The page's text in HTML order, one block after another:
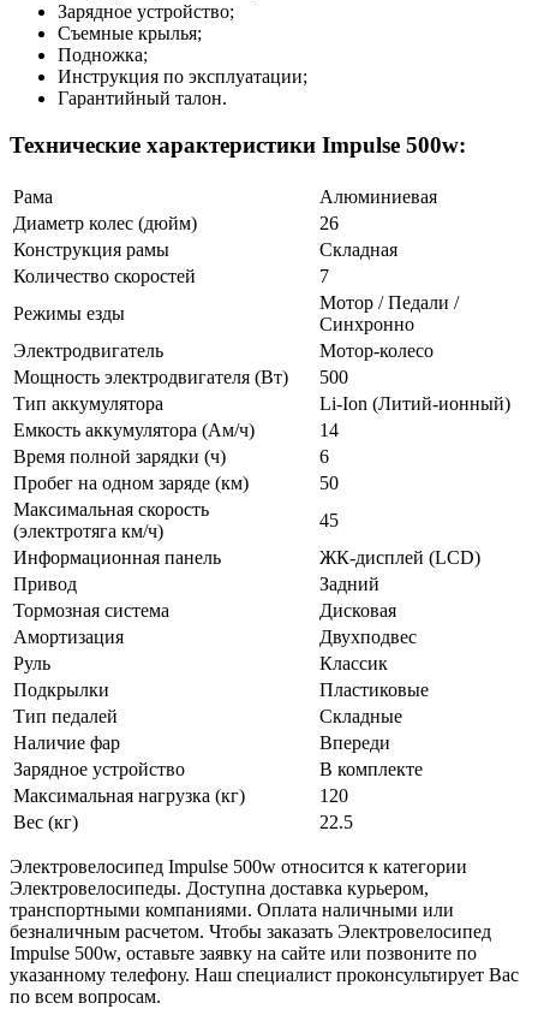
Зарядное устройство;
Съемные крылья;
Подножка;
Инструкция по эксплуатации;
Гарантийный талон.
Технические характеристики Impulse 500w:
Рама
Алюминиевая
Диаметр колес (дюйм)
26
Конструкция рамы
Складная
Количество скоростей
7
Режимы езды
Мотор / Педали /
Синхронно
Электродвигатель
Мотор-колесо
Мощность электродвигателя (Вт)
500
Тип аккумулятора
Li-Ion (Литий-ионный)
Емкость аккумулятора (Ам/ч)
14
Время полной зарядки (ч)
6
Пробег на одном заряде (км)
50
Максимальная скорость
(электротяга км/ч)
45
Информационная панель
ЖК-дисплей (LCD)
Привод
Задний
Тормозная система
Дисковая
Амортизация
Двухподвес
Руль
Классик
Подкрылки
Пластиковые
Тип педалей
Складные
Наличие фар
Впереди
Зарядное устройство
В комплекте
Максимальная нагрузка (кг)
120
Вес (кг)
22.5
Электровелосипед Impulse 500w относится к категории
Электровелосипеды. Доступна доставка курьером,
транспортными компаниями. Оплата наличными или
безналичным расчетом. Чтобы заказать Электровелосипед
Impulse 500w, оставьте заявку на сайте или позвоните по
указанному телефону. Наш специалист проконсультирует Вас
по всем вопросам.